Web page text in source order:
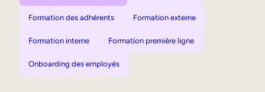
Formation des adhérents Formation externe
Formation interne Formation première ligne
Onboarding des employés